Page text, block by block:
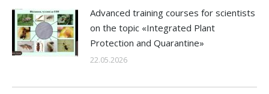
Advanced training courses for scientists
on the topic «Integrated Plant
Protection and Quarantine»
22.05.2026